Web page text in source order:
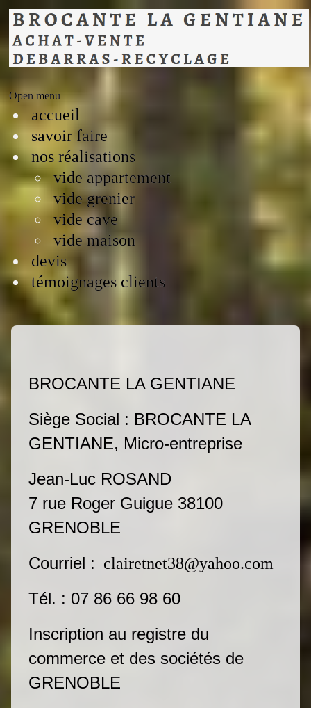
Open menu
accueil
savoir faire
nos réalisations
vide appartement
vide grenier
vide cave
vide maison
devis
témoignages clients
BROCANTE LA GENTIANE
Siège Social : BROCANTE LA
GENTIANE, Micro-entreprise
Jean-Luc ROSAND
7 rue Roger Guigue 38100
GRENOBLE
Courriel : clairetnet38@yahoo.com
Tél. : 07 86 66 98 60
Inscription au registre du
commerce et des sociétés de
GRENOBLE